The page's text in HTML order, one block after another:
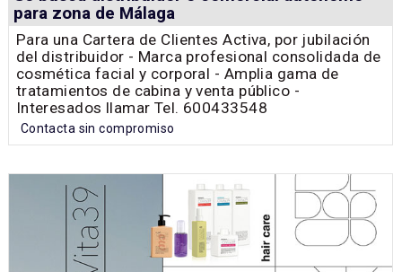
para zona de Málaga
Para una Cartera de Clientes Activa, por jubilación
del distribuidor - Marca profesional consolidada de
cosmética facial y corporal - Amplia gama de
tratamientos de cabina y venta público -
Interesados llamar Tel. 600433548
Contacta sin compromiso